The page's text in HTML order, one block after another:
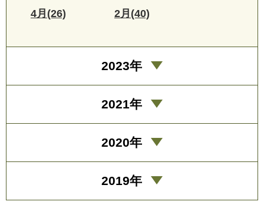
4月(26) 2月(40)
2023年
2021年
2020年
2019年